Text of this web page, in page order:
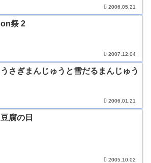
2006.05.21
on祭 2
2007.12.04
うさぎまんじゅうと雪だるまんじゅう
2006.01.21
豆腐の日
2005.10.02